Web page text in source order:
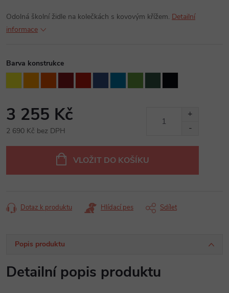
Odolná školní židle na kolečkách s kovovým křížem. Detailní
informace
Barva konstrukce
3 255 Kč
2 690 Kč bez DPH
VLOŽIT DO KOŠÍKU
Dotaz k produktu Hlídací pes Sdílet
Popis produktu
Detailní popis produktu